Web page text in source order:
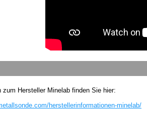
zum Hersteller Minelab finden Sie hier:
herstellerinformationen-minelab/